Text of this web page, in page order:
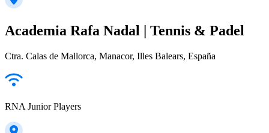
Academia Rafa Nadal | Tennis & Padel
Ctra. Calas de Mallorca, Manacor, Illes Balears, España
RNA Junior Players